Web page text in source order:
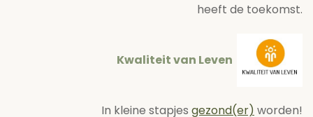
heeft de toekomst.
Kwaliteit van Leven
In kleine stapjes gezond(er) worden!